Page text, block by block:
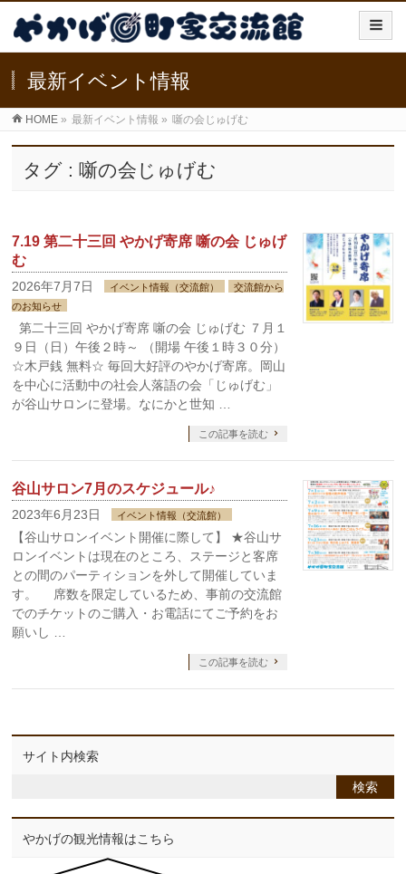
最新イベント情報
HOME » 最新イベント情報 » 噺の会じゅげむ
タグ : 噺の会じゅげむ
7.19 第二十三回 やかげ寄席 噺の会 じゅげ
む
2026年7月7日 イベント情報（交流館）
交流館から
のお知らせ
第二十三回 やかげ寄席 噺の会 じゅげむ ７月１
９日（日）午後２時～ （開場 午後１時３０分）
☆木戸銭 無料☆ 毎回大好評のやかげ寄席。岡山
を中心に活動中の社会人落語の会「じゅげむ」
が谷山サロンに登場。なにかと世知 …
この記事を読む
谷山サロン7月のスケジュール♪
2023年6月23日 イベント情報（交流館）
【谷山サロンイベント開催に際して】 ★谷山サ
ロンイベントは現在のところ、ステージと客席
との間のパーティションを外して開催していま
す。 席数を限定しているため、事前の交流館
でのチケットのご購入・お電話にてご予約をお
願いし …
この記事を読む
サイト内検索
やかげの観光情報はこちら